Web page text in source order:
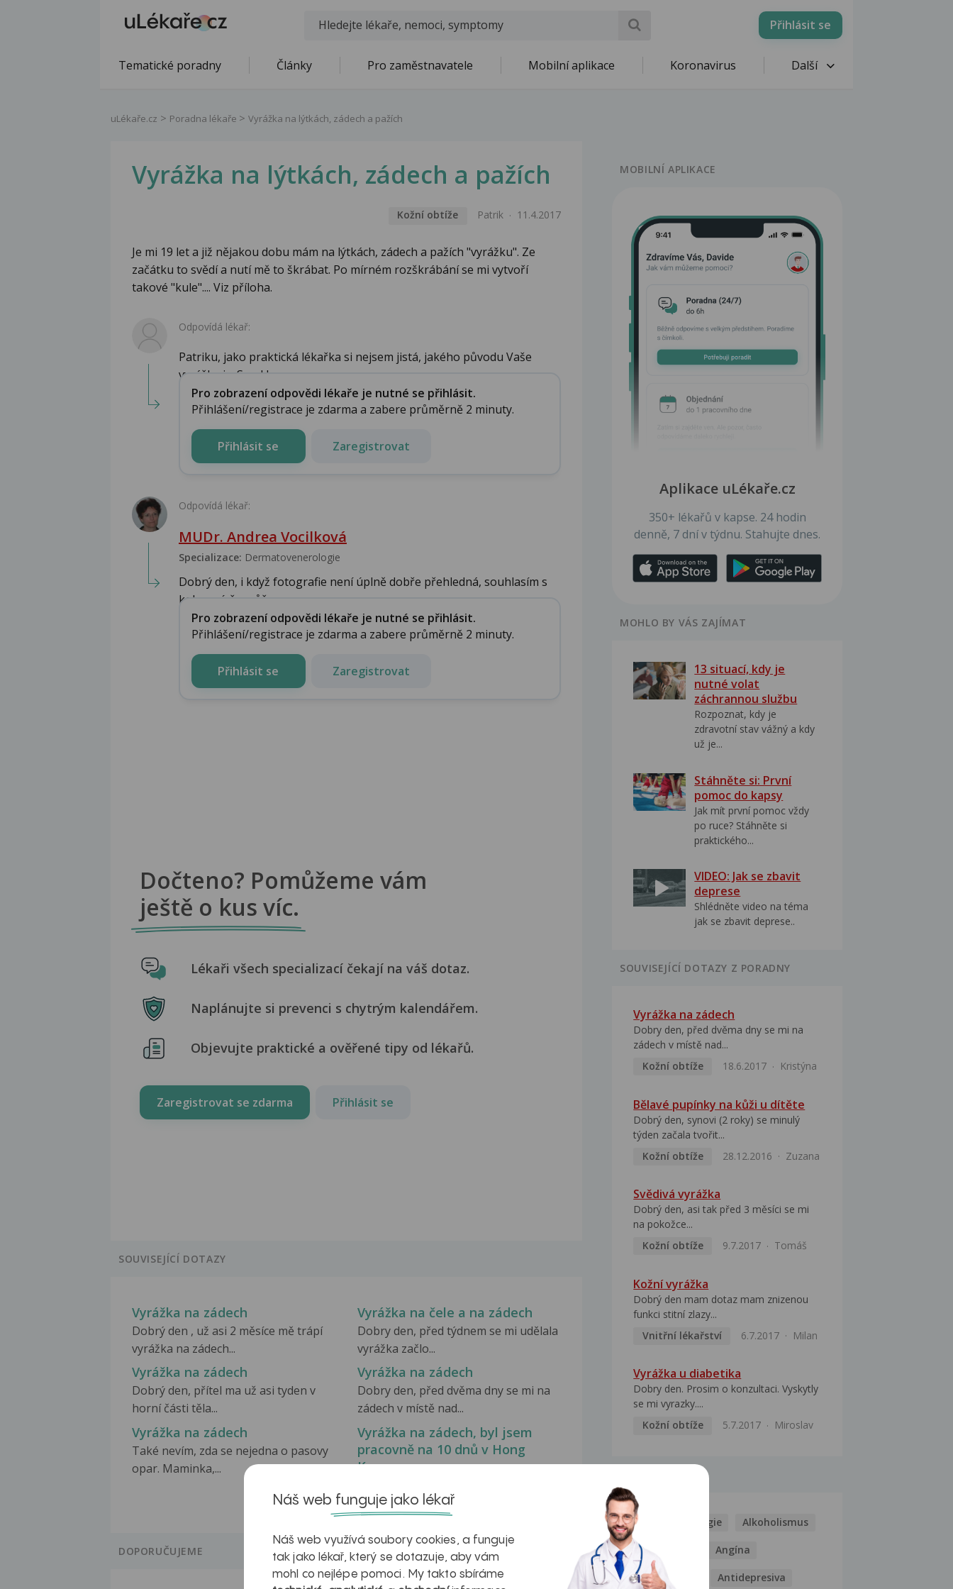
Přihlásit se
Tematické poradny Články Pro zaměstnavatele Mobilní aplikace Koronavirus Další
uLékaře.cz Poradna lékaře Vyrážka na lýtkách, zádech a pažích
Vyrážka na lýtkách, zádech a pažích
Kožní obtíže Patrik 11.4.2017
Je mi 19 let a již nějakou dobu mám na lýtkách, zádech a pažích "vyrážku". Ze
začátku to svědí a nutí mě to škrábat. Po mírném rozškrábání se mi vytvoří
takové "kule".... Viz příloha.
Odpovídá lékař:
Patriku, jako praktická lékařka si nejsem jistá, jakého původu Vaše
vyrážka je. Snad by se ...
Pro zobrazení odpovědi lékaře je nutné se přihlásit.
Přihlášení/registrace je zdarma a zabere průměrně 2 minuty.
Přihlásit se Zaregistrovat
Odpovídá lékař:
MUDr. Andrea Vocilková
Specializace: Dermatovenerologie
Dobrý den, i když fotografie není úplně dobře přehledná, souhlasím s
kolegyní, že může ...
Pro zobrazení odpovědi lékaře je nutné se přihlásit.
Přihlášení/registrace je zdarma a zabere průměrně 2 minuty.
Přihlásit se Zaregistrovat
Dočteno? Pomůžeme vám
ještě o kus víc.
Lékaři všech specializací čekají na váš dotaz.
Naplánujte si prevenci s chytrým kalendářem.
Objevujte praktické a ověřené tipy od lékařů.
Zaregistrovat se zdarma Přihlásit se
SOUVISEJÍCÍ DOTAZY
Vyrážka na zádech
Dobrý den , už asi 2 měsíce mě trápí
vyrážka na zádech...
Vyrážka na čele a na zádech
Dobry den, před týdnem se mi udělala
vyrážka začlo...
Vyrážka na zádech
Dobrý den, přítel ma už asi tyden v
horní části těla...
Vyrážka na zádech
Dobry den, před dvěma dny se mi na
zádech v místě nad...
Vyrážka na zádech
Také nevím, zda se nejedna o pasovy
opar. Maminka,...
Vyrážka na zádech, byl jsem
pracovně na 10 dnů v Hong
Kongu
dnů v Hong Kongu....
DOPORUČUJEME
MOBILNÍ APLIKACE
Aplikace uLékaře.cz
350+ lékařů v kapse. 24 hodin
denně, 7 dní v týdnu. Stahujte dnes.
MOHLO BY VÁS ZAJÍMAT
13 situací, kdy je
nutné volat
záchrannou službu
Rozpoznat, kdy je
zdravotní stav vážný a kdy
už je...
Stáhněte si: První
pomoc do kapsy
Jak mít první pomoc vždy
po ruce? Stáhněte si
praktického...
VIDEO: Jak se zbavit
deprese
Shlédněte video na téma
jak se zbavit deprese..
SOUVISEJÍCÍ DOTAZY Z PORADNY
Vyrážka na zádech
Dobry den, před dvěma dny se mi na
zádech v místě nad...
Kožní obtíže
18.6.2017 Kristýna
Bělavé pupínky na kůži u dítěte
Dobrý den, synovi (2 roky) se minulý
týden začala tvořit...
Kožní obtíže
28.12.2016 Zuzana
Svědivá vyrážka
Dobrý den, asi tak před 3 měsíci se mi
na pokožce...
Kožní obtíže
9.7.2017 Tomáš
Kožní vyrážka
Dobrý den mam dotaz mam znizenou
funkci stitní zlazy...
Vnitřní lékařství
6.7.2017 Milan
Vyrážka u diabetika
Dobry den. Prosim o konzultaci. Vyskytly
se mi vyrazky....
Kožní obtíže
5.7.2017 Miroslav
Alergie Alkoholismus
Analgetika Angína
Antibiotika Antidepresiva
Náš web funguje jako lékař
Náš web využívá soubory cookies, a funguje
tak jako lékař, který se dotazuje, aby vám
mohl co nejlépe pomoci. My takto sbíráme